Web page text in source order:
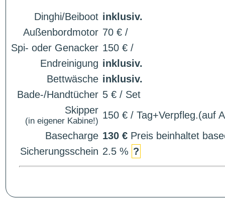
Dinghi/Beiboot inklusiv.
Außenbordmotor 70 € /
Spi- oder Genacker 150 € /
Endreinigung inklusiv.
Bettwäsche inklusiv.
Bade-/Handtücher 5 € / Set
Skipper
(in eigener Kabine!)
150 € / Tag+Verpfleg.(auf
Basecharge 130 € Preis beinhaltet
Sicherungsschein 2.5 % ?